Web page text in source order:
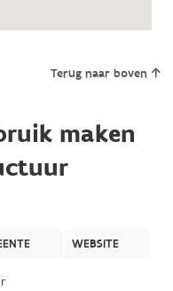
Terug naar boven
maken
WEBSITE